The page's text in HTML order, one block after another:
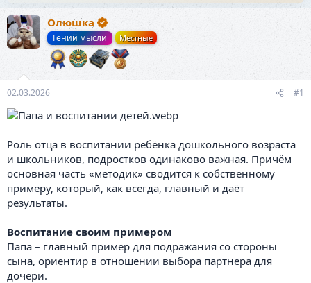
е
м
ы
ч
а
л
а
Олюшка
Гений мысли Местные
02.03.2026 #1
Роль отца в воспитании ребёнка дошкольного возраста
и школьников, подростков одинаково важная. Причём
основная часть «методик» сводится к собственному
примеру, который, как всегда, главный и даёт
результаты.
Воспитание своим примером
Папа – главный пример для подражания со стороны
сына, ориентир в отношении выбора партнера для
дочери.